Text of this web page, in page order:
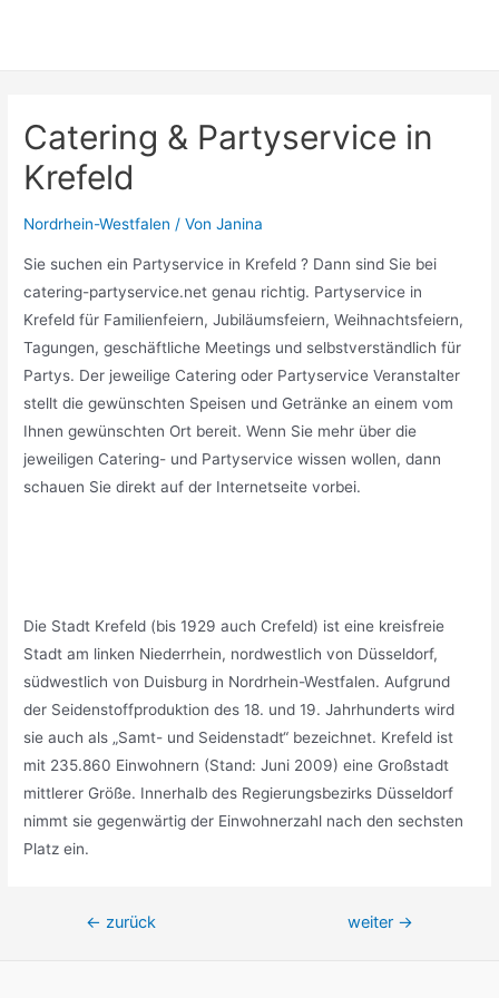
Catering & Partyservice in
Krefeld
Nordrhein-Westfalen / VonJanina
Sie suchen ein Partyservice in Krefeld ? Dann sind Sie bei
catering-partyservice.net genau richtig. Partyservice in
Krefeld für Familienfeiern, Jubiläumsfeiern, Weihnachtsfeiern,
Tagungen, geschäftliche Meetings und selbstverständlich für
Partys. Der jeweilige Catering oder Partyservice Veranstalter
stellt die gewünschten Speisen und Getränke an einem vom
Ihnen gewünschten Ort bereit. Wenn Sie mehr über die
jeweiligen Catering- und Partyservice wissen wollen, dann
schauen Sie direkt auf der Internetseite vorbei.
Die Stadt Krefeld (bis 1929 auch Crefeld) ist eine kreisfreie
Stadt am linken Niederrhein, nordwestlich von Düsseldorf,
südwestlich von Duisburg in Nordrhein-Westfalen. Aufgrund
der Seidenstoffproduktion des 18. und 19. Jahrhunderts wird
sie auch als „Samt- und Seidenstadt“ bezeichnet. Krefeld ist
mit 235.860 Einwohnern (Stand: Juni 2009) eine Großstadt
mittlerer Größe. Innerhalb des Regierungsbezirks Düsseldorf
nimmt sie gegenwärtig der Einwohnerzahl nach den sechsten
Platz ein.
Beitragsnavigation
← zurück weiter →